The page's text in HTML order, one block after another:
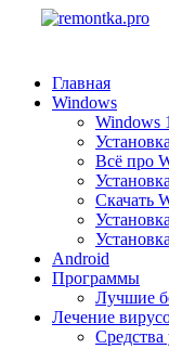
Главная
Windows
Windows
Всё про
Скачать
Android
Программы
Лучшие
Лечение